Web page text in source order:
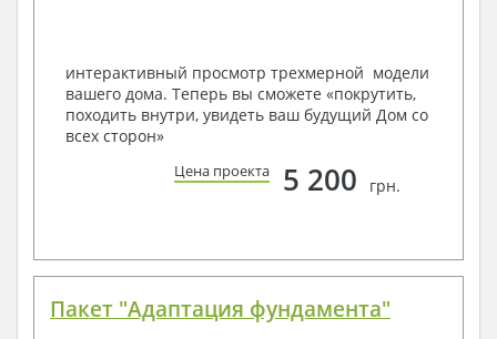
условий, за дополнительную плату.
Получить профессиональную консультацию у
наших специалистов, Вы можете любым
способом связи: закажите обратный звонок,
по viber, e-mail, телефон -
интерактивный просмотр трехмерной модели
вашего дома. Теперь вы сможете «покрутить,
походить внутри, увидеть ваш будущий Дом со
всех сторон»
Цена проекта 5 200 грн.
Пакет "Адаптация фундамента"